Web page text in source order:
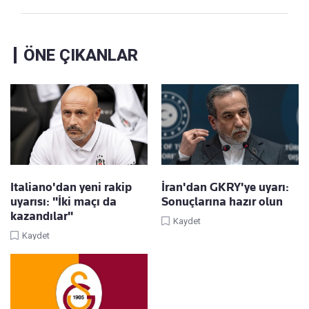
ÖNE ÇIKANLAR
Italiano'dan yeni rakip
uyarısı: "İki maçı da
kazandılar"
Kaydet
İran'dan GKRY'ye uyarı:
Sonuçlarına hazır olun
Kaydet